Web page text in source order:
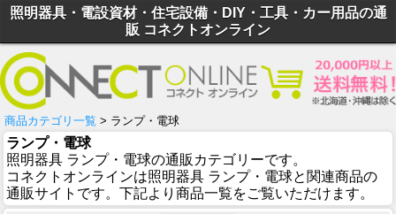
照明器具・電設資材・住宅設備・DIY・工具・カー用品の通
販 コネクトオンライン
商品カテゴリ一覧 > ランプ・電球
ランプ・電球
照明器具 ランプ・電球の通販カテゴリーです。
コネクトオンラインは照明器具 ランプ・電球と関連商品の
通販サイトです。下記より商品一覧をご覧いただけます。